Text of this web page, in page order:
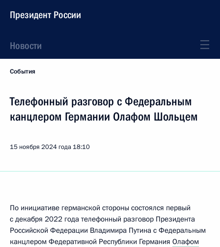
Президент России
Новости
События
Телефонный разговор с Федеральным
канцлером Германии Олафом Шольцем
15 ноября 2024 года 18:10
По инициативе германской стороны состоялся первый
с декабря 2022 года телефонный разговор Президента
Российской Федерации Владимира Путина с Федеральным
канцлером Федеративной Республики Германия Олафом